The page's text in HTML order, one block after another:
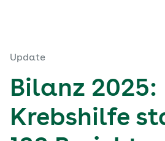
Update
Bilanz 2025:
Krebshilfe